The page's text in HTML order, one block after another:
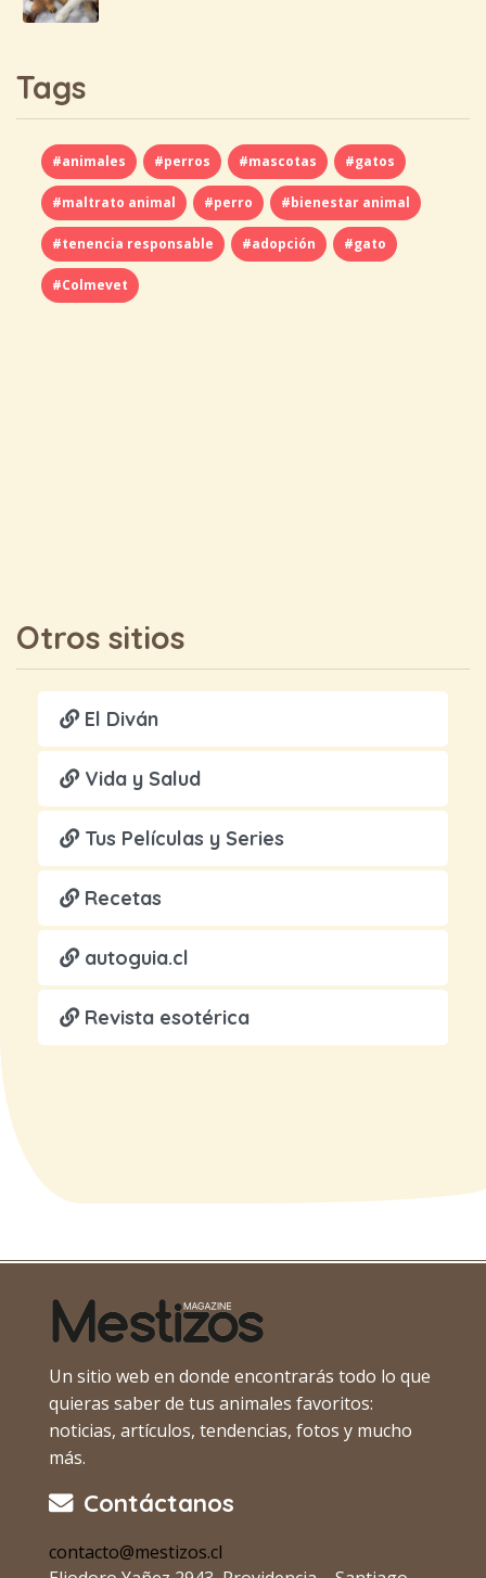
Tags
#animales #perros #mascotas #gatos
#maltrato animal #perro #bienestar animal
#tenencia responsable #adopción #gato
#Colmevet
Otros sitios
El Diván
Vida y Salud
Tus Películas y Series
Recetas
autoguia.cl
Revista esotérica
Un sitio web en donde encontrarás todo lo que
quieras saber de tus animales favoritos:
noticias, artículos, tendencias, fotos y mucho
más.
Contáctanos
contacto@mestizos.cl